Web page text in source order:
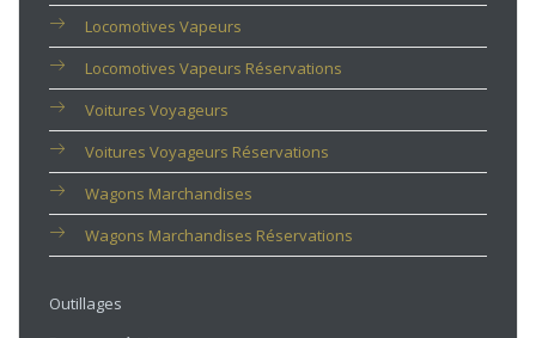
Locomotives Vapeurs
Locomotives Vapeurs Réservations
Voitures Voyageurs
Voitures Voyageurs Réservations
Wagons Marchandises
Wagons Marchandises Réservations
Outillages